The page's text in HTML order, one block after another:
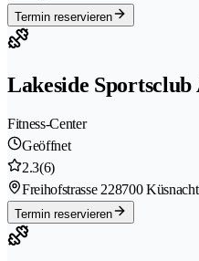
Termin reservieren
Lakeside Sportsclub
Fitness-Center
Geöffnet
2.3(6)
Freihofstrasse 228700
Termin reservieren